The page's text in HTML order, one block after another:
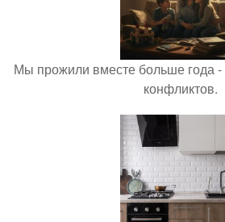
Мы прожили вместе больше года -
конфликтов.